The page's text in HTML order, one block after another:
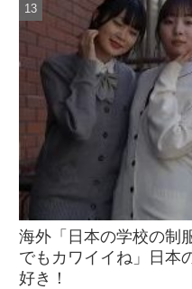
海外「日本の学校の制
でもカワイイね」日本
好き！